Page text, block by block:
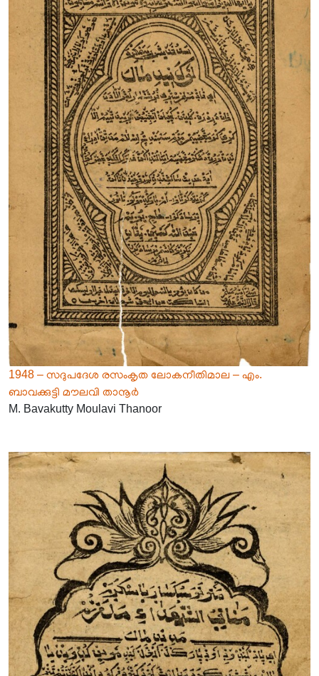
1948 – സദുപദേശ രസംകൃത ലോകനീതിമാല – എം.
ബാവക്കുട്ടി മൗലവി താനൂർ
M. Bavakutty Moulavi Thanoor